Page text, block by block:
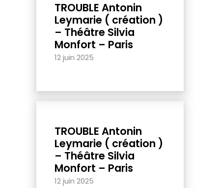
TROUBLE Antonin
Leymarie ( création )
– Théâtre Silvia
Monfort – Paris
12 juin 2025
TROUBLE Antonin
Leymarie ( création )
– Théâtre Silvia
Monfort – Paris
12 juin 2025